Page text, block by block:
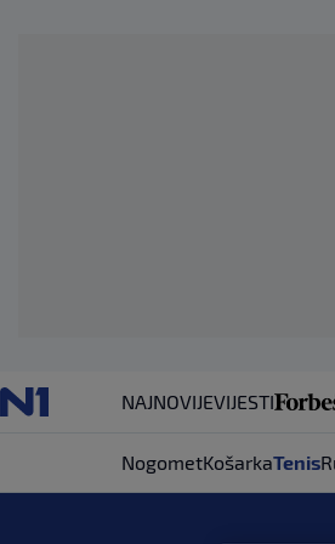
NAJNOVIJEVIJESTI
NogometKošarkaTenis